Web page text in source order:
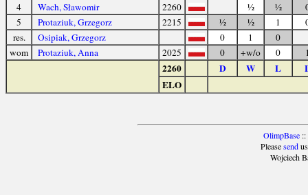
4
Wach, Sławomir 2260 ½ ½
5
Protaziuk, Grzegorz 2215 ½ ½ 1
res.
Osipiak, Grzegorz 0 1
0
wom
Protaziuk, Anna 2025 0 +w/o 0
2260 D W L
ELO
OlimpBase::
Pleasesendus
Wojciech